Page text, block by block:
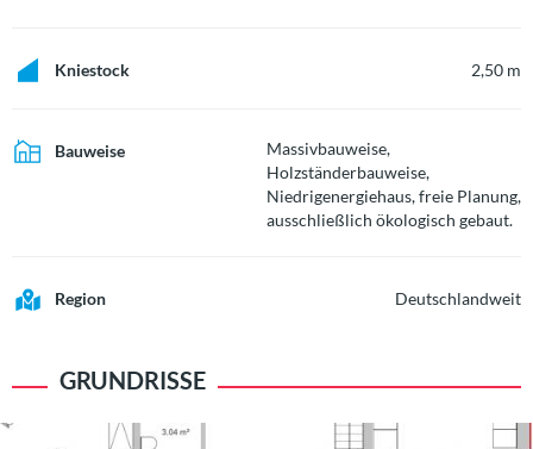
Kniestock 2,50 m
Bauweise
Massivbauweise,
Holzständerbauweise,
Niedrigenergiehaus, freie Planung,
ausschließlich ökologisch gebaut.
Region Deutschlandweit
GRUNDRISSE